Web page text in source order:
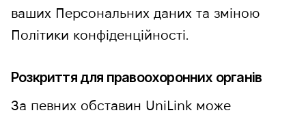
ваших Персональних даних та зміною
Політики конфіденційності.
Розкриття для правоохоронних органів
За певних обставин UniLink може